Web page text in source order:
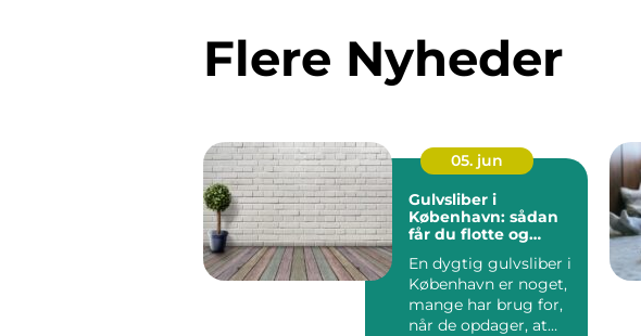
Flere Nyheder
05. jun
Gulvsliber i
København: sådan
får du flotte og
En dygtig gulvsliber i
København er noget,
mange har brug for,
når de opdager, at